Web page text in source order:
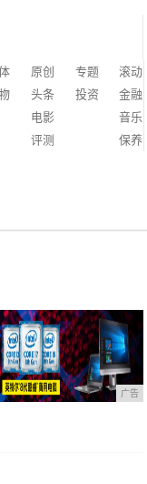
原创 专题
滚动
头条 投资
金融
电影
音乐
评测
保养
广告